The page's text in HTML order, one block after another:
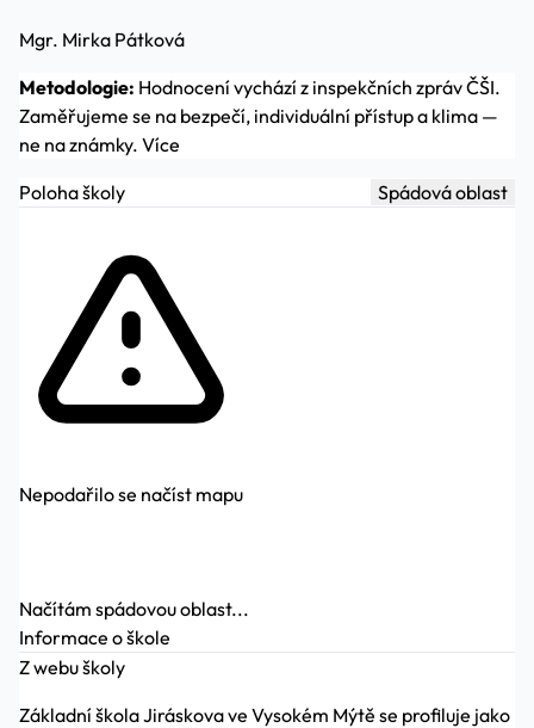
Mgr. Mirka Pátková
Metodologie: Hodnocení vychází z inspekčních zpráv ČŠI.
Zaměřujeme se na bezpečí, individuální přístup a klima —
ne na známky. Více
Poloha školy
Spádová oblast
Nepodařilo se načíst mapu
Načítám spádovou oblast...
Informace o škole
Z webu školy
Základní škola Jiráskova ve Vysokém Mýtě se profiluje jako